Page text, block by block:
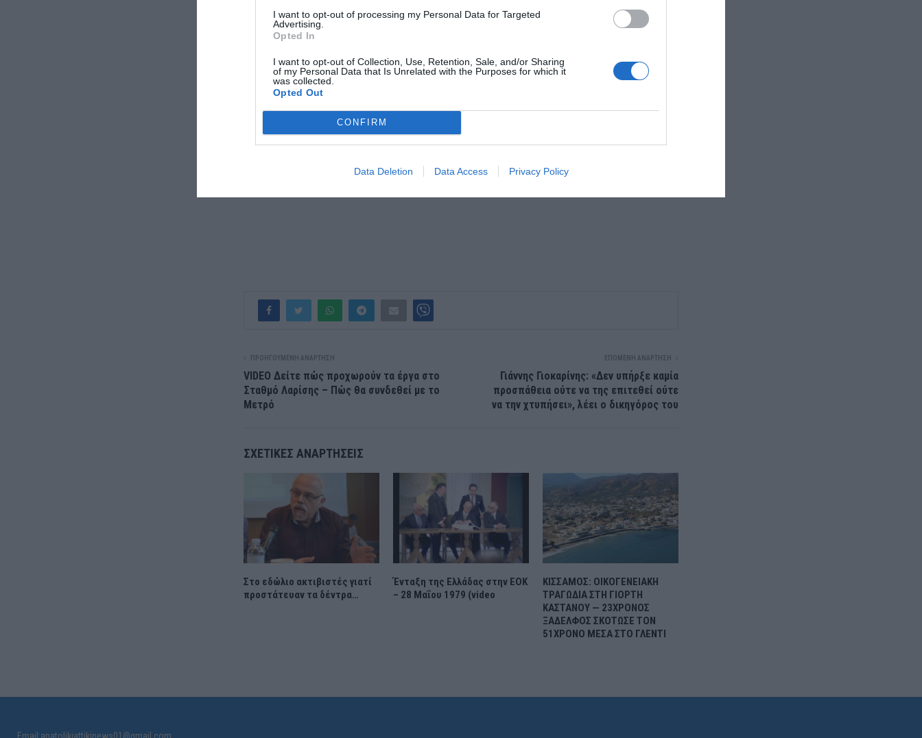
I want to opt-out of processing my Personal Data for Targeted
Advertising.
Opted In
I want to opt-out of Collection, Use, Retention, Sale, and/or Sharing
of my Personal Data that Is Unrelated with the Purposes for which it
was collected.
Opted Out
CONFIRM
Data Deletion Data Access Privacy Policy
ieidiseis.gr
ΠΡΟΗΓΟΎΜΕΝΗ ΑΝΆΡΤΗΣΗ
VIDEO Δείτε πώς προχωρούν τα έργα στο
Σταθμό Λαρίσης – Πώς θα συνδεθεί με το
Μετρό
ΕΠΌΜΕΝΗ ΑΝΆΡΤΗΣΗ
Γιάννης Γιοκαρίνης: «Δεν υπήρξε καμία
προσπάθεια ούτε να της επιτεθεί ούτε
να την χτυπήσει», λέει ο δικηγόρος του
ΣΧΕΤΙΚΈΣ ΑΝΑΡΤΉΣΕΙΣ
Στο εδώλιο ακτιβιστές γιατί
προστάτευαν τα δέντρα…
Ένταξη της Ελλάδας στην ΕΟΚ
– 28 Μαΐου 1979 (video
ΚΙΣΣΑΜΟΣ: ΟΙΚΟΓΕΝΕΙΑΚΗ
ΤΡΑΓΩΔΙΑ ΣΤΗ ΓΙΟΡΤΗ
ΚΑΣΤΑΝΟΥ — 23ΧΡΟΝΟΣ
ΞΑΔΕΛΦΟΣ ΣΚΟΤΩΣΕ ΤΟΝ
51ΧΡΟΝΟ ΜΕΣΑ ΣΤΟ ΓΛΕΝΤΙ
Email:anatolikiattikinews01@gmail.com